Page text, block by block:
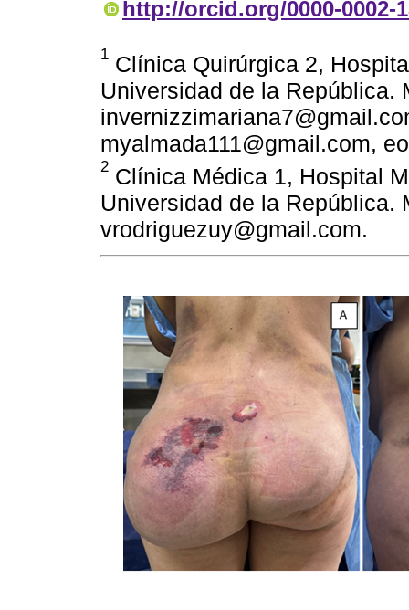
http://orcid.org/0000-0002-
1 Clínica Quirúrgica 2,
Universidad de la República.
myalmada111@gmail.com,
2 Clínica Médica 1, Hospital
Universidad de la República.
vrodriguezuy@gmail.com.